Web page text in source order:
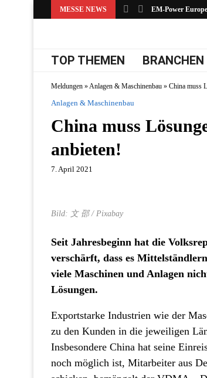
MESSE NEWS EM-Power
TOP THEMEN BRANCHEN
Meldungen »Anlagen & Maschinenbau » China muss
Anlagen & Maschinenbau
China muss
anbieten!
7. April 2021
Bild: 文 邵 / Pixabay
Seit Jahresbeginn hat die
verschärft, dass es
viele Maschinen und Anlagen
Lösungen.
Exportstarke Industrien wie der
zu den Kunden in die jeweiligen
Insbesondere China hat seine
noch möglich ist, Mitarbeiter aus